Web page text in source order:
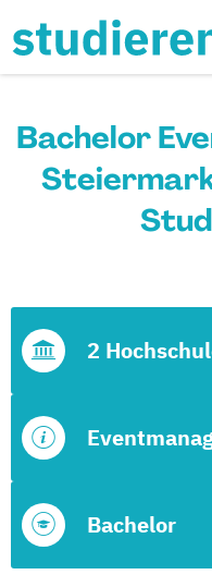
Bachelor
Bachelor
2